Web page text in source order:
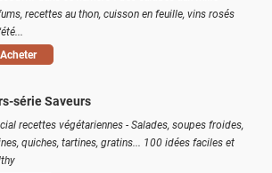
recettes au thon, cuisson en feuille, vins rosés
Acheter
série Saveurs
recettes végétariennes - Salades, soupes froides,
quiches, tartines, gratins... 100 idées faciles et